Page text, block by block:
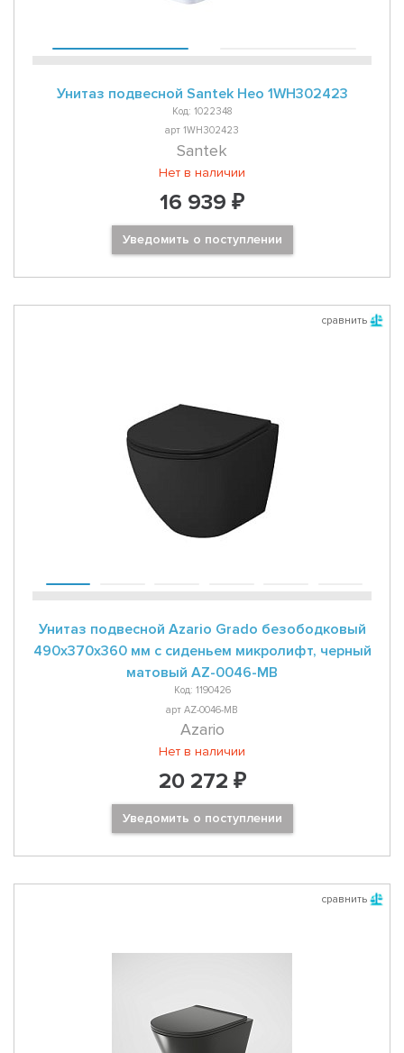
Унитаз подвесной Santek Нео 1WH302423
Код: 1022348
арт 1WH302423
Santek
Нет в наличии
16 939 ₽
Уведомить о поступлении
сравнить
Унитаз подвесной Azario Grado безободковый
490x370x360 мм с сиденьем микролифт, черный
матовый AZ-0046-MB
Код: 1190426
арт AZ-0046-MB
Azario
Нет в наличии
20 272 ₽
Уведомить о поступлении
сравнить